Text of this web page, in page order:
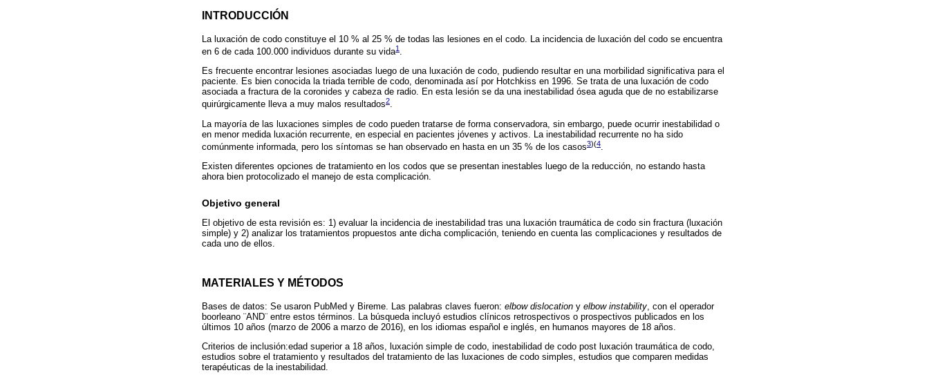
INTRODUCCIÓN
La luxación de codo constituye el 10 % al 25 % de todas las lesiones en el codo. La incidencia de luxación del codo se encuentra
en 6 de cada 100.000 individuos durante su vida1
Es frecuente encontrar lesiones asociadas luego de una luxación de codo, pudiendo resultar en una morbilidad significativa para el
paciente. Es bien conocida la triada terrible de codo, denominada así por Hotchkiss en 1996. Se trata de una luxación de codo
asociada a fractura de la coronides y cabeza de radio. En esta lesión se da una inestabilidad ósea aguda que de no estabilizarse
quirúrgicamente lleva a muy malos resultados2.
La mayoría de las luxaciones simples de codo pueden tratarse de forma conservadora, sin embargo, puede ocurrir inestabilidad o
en menor medida luxación recurrente, en especial en pacientes jóvenes y activos. La inestabilidad recurrente no ha sido
comúnmente informada, pero los síntomas se han observado en hasta en un 35 % de los casos3)(4.
Existen diferentes opciones de tratamiento en los codos que se presentan inestables luego de la reducción, no estando hasta
ahora bien protocolizado el manejo de esta complicación.
Objetivo general
El objetivo de esta revisión es: 1) evaluar la incidencia de inestabilidad tras una luxación traumática de codo sin fractura (luxación
simple) y 2) analizar los tratamientos propuestos ante dicha complicación, teniendo en cuenta las complicaciones y resultados de
cada uno de ellos.
MATERIALES Y MÉTODOS
Bases de datos: Se usaron PubMed y Bireme. Las palabras claves fueron: elbow dislocation y elbow instability , con el operador
boorleano ¨AND¨ entre estos términos. La búsqueda incluyó estudios clínicos retrospectivos o prospectivos publicados en los
últimos 10 años (marzo de 2006 a marzo de 2016), en los idiomas español e inglés, en humanos mayores de 18 años.
Criterios de inclusión:edad superior a 18 años, luxación simple de codo, inestabilidad de codo post luxación traumática de codo,
estudios sobre el tratamiento y resultados del tratamiento de las luxaciones de codo simples, estudios que comparen medidas
terapéuticas de la inestabilidad.